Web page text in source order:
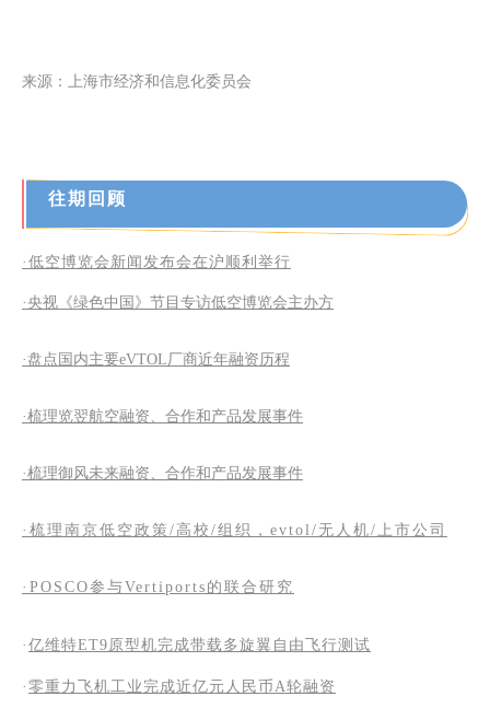
来源：上海市经济和信息化委员会
往期回顾
·低空博览会新闻发布会在沪顺利举行
·央视《绿色中国》节目专访低空博览会主办方
·盘点国内主要eVTOL厂商近年融资历程
·梳理览翌航空融资、合作和产品发展事件
·梳理御风未来融资、合作和产品发展事件
·梳理南京低空政策/高校/组织，evtol/无人机/上市公司
·POSCO参与Vertiports的联合研究
· 亿维特ET9原型机完成带载多旋翼自由飞行测试
· 零重力飞机工业完成近亿元人民币A轮融资